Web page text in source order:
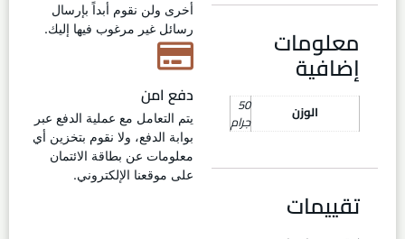
معلومات
إضافية
الوزن 50
جرام
تقييمات
أخرى ولن نقوم أبداً بإرسال
رسائل غير مرغوب فيها إليك.
دفع امن
يتم التعامل مع عملية الدفع عبر
بوابة الدفع، ولا نقوم بتخزين أي
معلومات عن بطاقة الائتمان
على موقعنا الإلكتروني.